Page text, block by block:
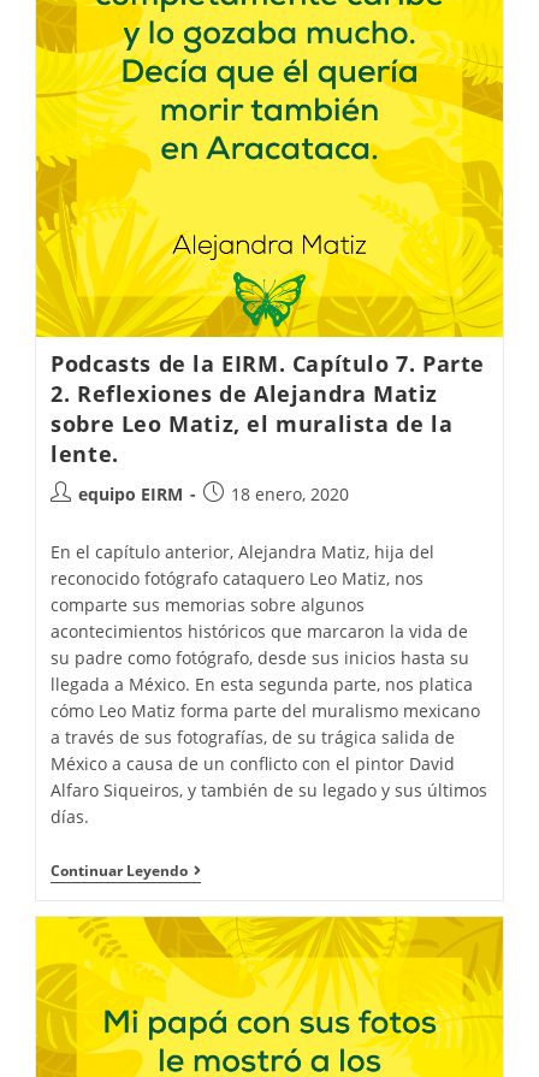
Podcasts de la EIRM. Capítulo 7. Parte
2. Reflexiones de Alejandra Matiz
sobre Leo Matiz, el muralista de la
lente.
equipo EIRM 18 enero, 2020
En el capítulo anterior, Alejandra Matiz, hija del
reconocido fotógrafo cataquero Leo Matiz, nos
comparte sus memorias sobre algunos
acontecimientos históricos que marcaron la vida de
su padre como fotógrafo, desde sus inicios hasta su
llegada a México. En esta segunda parte, nos platica
cómo Leo Matiz forma parte del muralismo mexicano
a través de sus fotografías, de su trágica salida de
México a causa de un conflicto con el pintor David
Alfaro Siqueiros, y también de su legado y sus últimos
días.
Continuar Leyendo